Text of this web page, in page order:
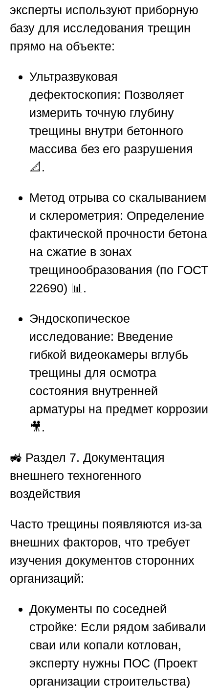
эксперты используют приборную
базу для исследования трещин
прямо на объекте:
Ультразвуковая
дефектоскопия: Позволяет
измерить точную глубину
трещины внутри бетонного
массива без его разрушения
📐.
Метод отрыва со скалыванием
и склерометрия: Определение
фактической прочности бетона
на сжатие в зонах
трещинообразования (по ГОСТ
22690) 📊.
Эндоскопическое
исследование: Введение
гибкой видеокамеры вглубь
трещины для осмотра
состояния внутренней
арматуры на предмет коррозии
🎥.
🚜 Раздел 7. Документация
внешнего техногенного
воздействия
Часто трещины появляются из-за
внешних факторов, что требует
изучения документов сторонних
организаций:
Документы по соседней
стройке: Если рядом забивали
сваи или копали котлован,
эксперту нужны ПОС (Проект
организации строительства)